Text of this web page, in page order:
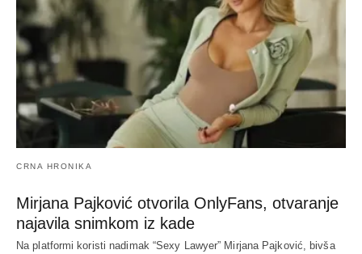
CRNA HRONIKA
Mirjana Pajković otvorila OnlyFans, otvaranje
najavila snimkom iz kade
Na platformi koristi nadimak “Sexy Lawyer” Mirjana Pajković, bivša